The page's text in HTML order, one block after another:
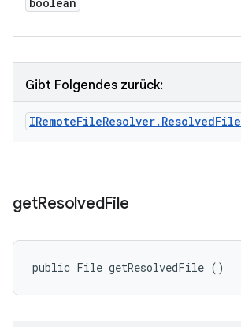
Gibt Folgendes zurück:
IRemoteFileResolver. ResolvedFile
getResolvedFile
public File getResolvedFile ()